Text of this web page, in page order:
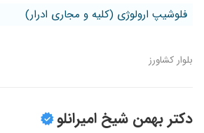
فلوشیپ ارولوژی (کلیه و مجاری ادرار)
بلوار کشاورز
دکتر بهمن شیخ امیرانلو